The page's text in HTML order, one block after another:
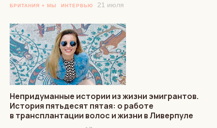
БРИТАНИЯ + МЫ ИНТЕРВЬЮ 21 июля
Непридуманные истории из жизни эмигрантов.
История пятьдесят пятая: о работе
в трансплантации волос и жизни в Ливерпуле